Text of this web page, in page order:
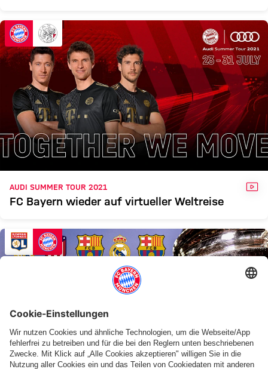
AUDI SUMMER TOUR 2021
FC Bayern wieder auf virtueller Weltreise